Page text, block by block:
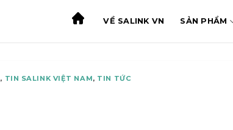
VỀ SALINK VN SẢN PHẨM
, TIN SALINK VIỆT NAM, TIN TỨC